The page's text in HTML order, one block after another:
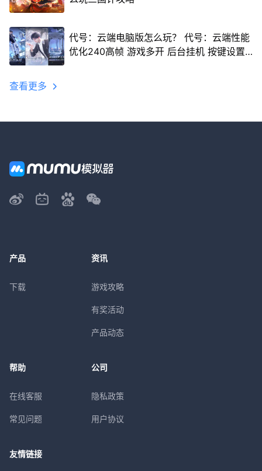
代号：云端电脑版怎么玩？ 代号：云端性能
优化240高帧 游戏多开 后台挂机 按键设置
查看更多
产品
下载
资讯
游戏攻略
有奖活动
产品动态
帮助
在线客服
常见问题
公司
隐私政策
用户协议
友情链接